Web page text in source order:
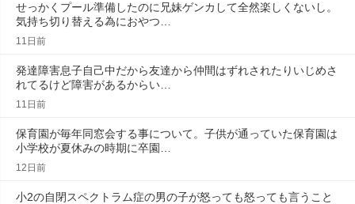
せっかくプール準備したのに兄妹ゲンカして全然楽しくないし。
気持ち切り替える為におやつ…
11日前
発達障害息子自己中だから友達から仲間はずれされたりいじめさ
れてるけど障害があるからい…
11日前
保育園が毎年同窓会する事について。子供が通っていた保育園は
小学校が夏休みの時期に卒園…
12日前
小2の自閉スペクトラム症の男の子が怒っても怒っても言うこと